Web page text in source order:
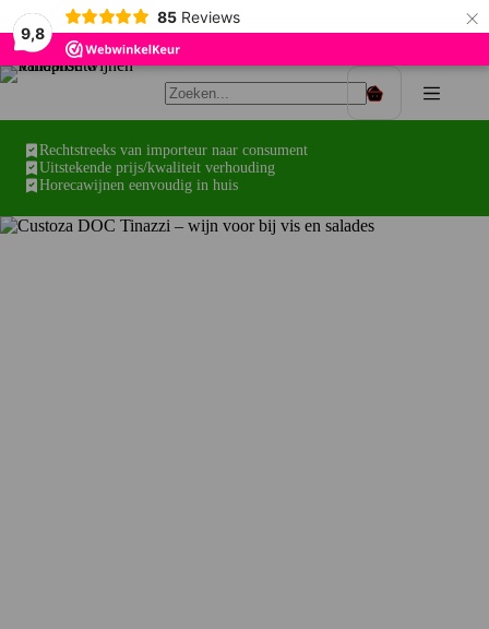
9,8
85 Reviews ×
Ga
Winkelwagen
Rechtstreeks van importeur naar consument
Uitstekende prijs/kwaliteit verhouding
Horecawijnen eenvoudig in huis